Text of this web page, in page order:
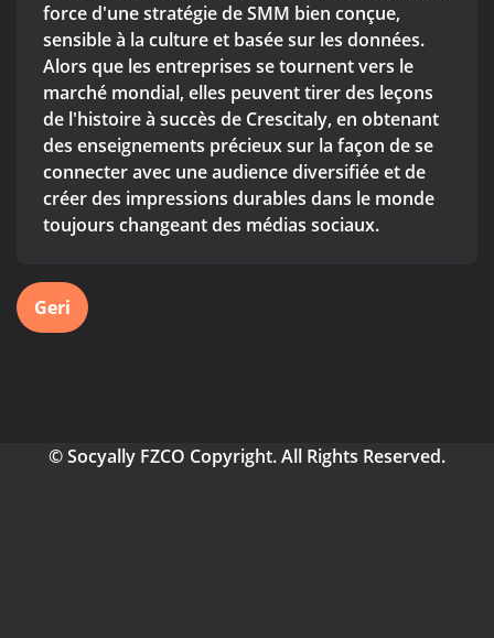
force d'une stratégie de SMM bien conçue,
sensible à la culture et basée sur les données.
Alors que les entreprises se tournent vers le
marché mondial, elles peuvent tirer des leçons
de l'histoire à succès de Crescitaly, en obtenant
des enseignements précieux sur la façon de se
connecter avec une audience diversifiée et de
créer des impressions durables dans le monde
toujours changeant des médias sociaux.
Geri
© Socyally FZCO Copyright. All Rights Reserved.